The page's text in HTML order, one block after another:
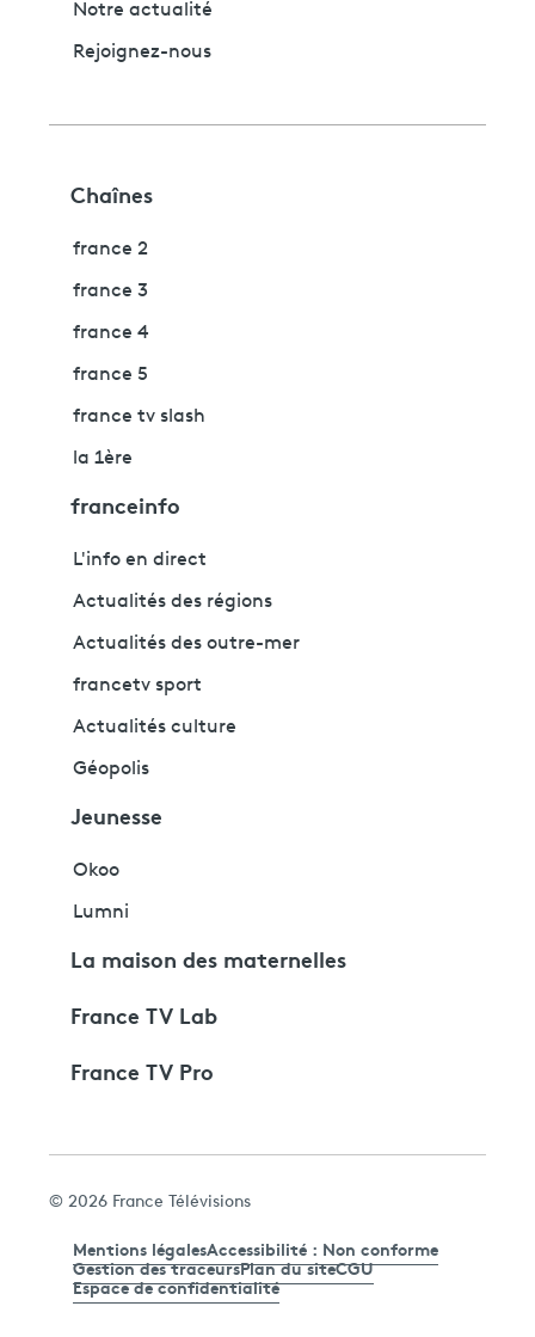
Notre actualité
Rejoignez-nous
Chaînes
france 2
france 3
france 4
france 5
france tv slash
la 1ère
franceinfo
L'info en direct
Actualités des régions
Actualités des outre-mer
francetv sport
Actualités culture
Géopolis
Jeunesse
Okoo
Lumni
La maison des maternelles
France TV Lab
France TV Pro
© 2026 France Télévisions
Mentions légalesAccessibilité : Non conforme
Gestion des traceursPlan du siteCGU
Espace de confidentialité